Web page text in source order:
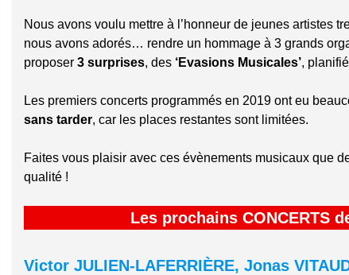
Nous avons voulu mettre à l’honneur de jeunes artistes
nous avons adorés… rendre un hommage à 3 grands
proposer 3 surprises, des ‘Evasions Musicales’,
Les premiers concerts programmés en 2019 ont eu
sans tarder, car les places restantes sont limitées.
Faites vous plaisir avec ces évènements musicaux que
qualité !
Les prochains CONCERTS
Victor JULIEN-LAFERRIÈRE, Jonas